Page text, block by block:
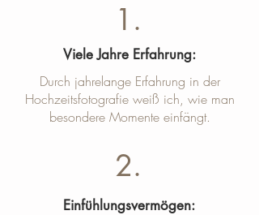
1.
Viele Jahre Erfahrung:
Durch jahrelange Erfahrung in der
Hochzeitsfotografie weiß ich, wie man
besondere Momente einfängt.
2.
Einfühlungsvermögen: